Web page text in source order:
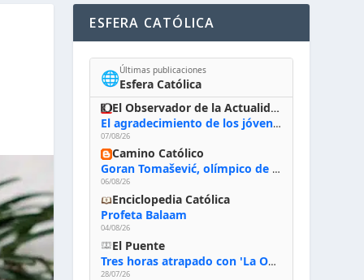
ESFERA CATÓLICA
🌐Últimas publicaciones
Esfera Católica
El Observador de la Actualidad
El agradecimiento de los jóvenes al Papa: «Hoy nos sentimos Iglesia»
07/08/26
Camino Católico
Goran Tomašević, olímpico de waterpolo: «Al terminar el Camino de Santiago entregué mi vida a Cristo; hablé con Dios y le dije: ‘Estoy listo; estoy a tu servicio. Puedo llevar lo que sea necesario para ti’»
06/08/26
Enciclopedia Católica
Profeta Balaam
04/08/26
El Puente
Tres horas atrapado con 'La Odisea' de Nolan
28/07/26